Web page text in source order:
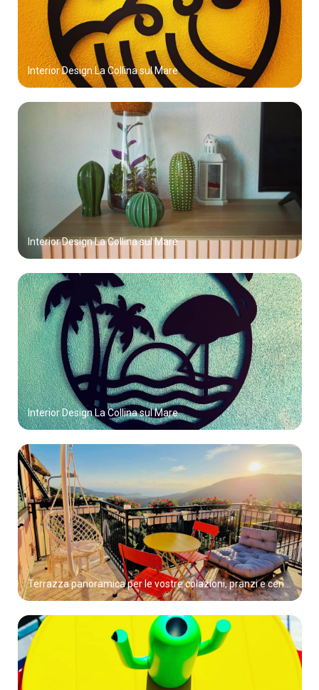
Interior Design La Collina sul Mare
Interior Design La Collina sul Mare
Interior Design La Collina sul Mare
Terrazza panoramica per le vostre colazioni, pranzi e cene con vista su Sestri Levante